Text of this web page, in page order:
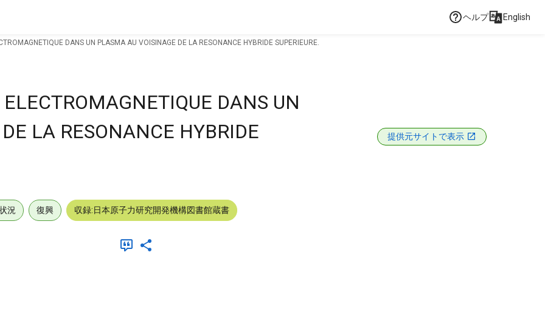
ヘルプ English
DANS UN PLASMA AU VOISINAGE DE LA RESONANCE HYBRIDE SUPERIEURE.
DANS UN
LA RESONANCE HYBRIDE
提供元サイトで表示
況 復興 収録:日本原子力研究開発機構図書館蔵書